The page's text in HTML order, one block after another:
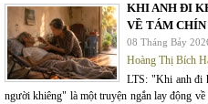
KHI ANH ĐI
VỀ TÁM
08 Tháng Bảy
Hoàng Thị Bích
LTS: "Khi anh đi
người khiêng" là một truyện ngắn lay động